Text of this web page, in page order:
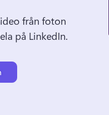
från foton
på LinkedIn.